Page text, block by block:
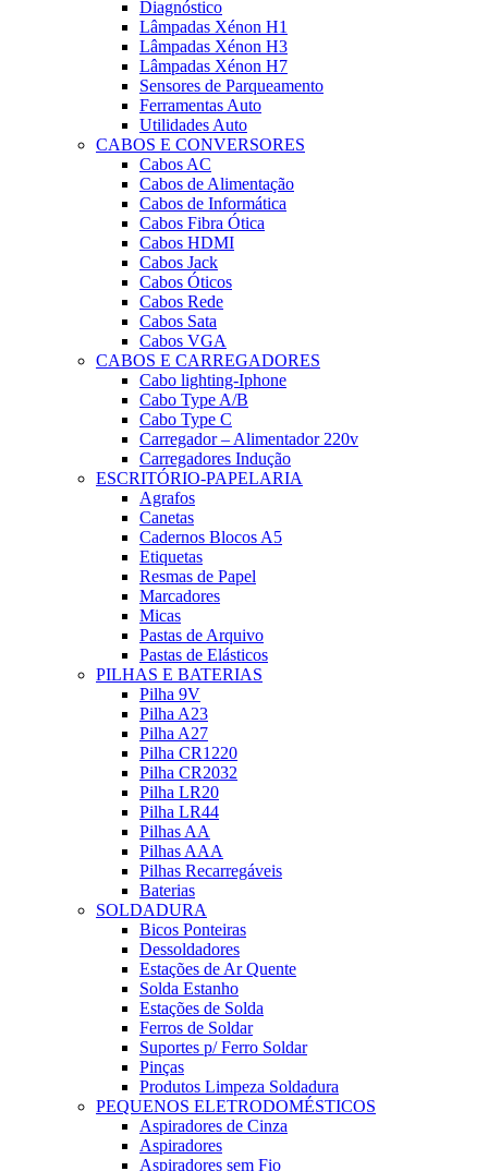
Diagnóstico
Lâmpadas Xénon H1
Lâmpadas Xénon H3
Lâmpadas Xénon H7
Sensores de Parqueamento
Ferramentas Auto
Utilidades Auto
CABOS E CONVERSORES
Cabos AC
Cabos de Alimentação
Cabos de Informática
Cabos Fibra Ótica
Cabos HDMI
Cabos Jack
Cabos Óticos
Cabos Rede
Cabos Sata
Cabos VGA
CABOS E CARREGADORES
Cabo lighting-Iphone
Cabo Type A/B
Cabo Type C
Carregador – Alimentador 220v
Carregadores Indução
ESCRITÓRIO-PAPELARIA
Agrafos
Canetas
Cadernos Blocos A5
Etiquetas
Resmas de Papel
Marcadores
Micas
Pastas de Arquivo
Pastas de Elásticos
PILHAS E BATERIAS
Pilha 9V
Pilha A23
Pilha A27
Pilha CR1220
Pilha CR2032
Pilha LR20
Pilha LR44
Pilhas AA
Pilhas AAA
Pilhas Recarregáveis
Baterias
SOLDADURA
Bicos Ponteiras
Dessoldadores
Estações de Ar Quente
Solda Estanho
Estações de Solda
Ferros de Soldar
Suportes p/ Ferro Soldar
Pinças
Produtos Limpeza Soldadura
PEQUENOS ELETRODOMÉSTICOS
Aspiradores de Cinza
Aspiradores
Aspiradores sem Fio